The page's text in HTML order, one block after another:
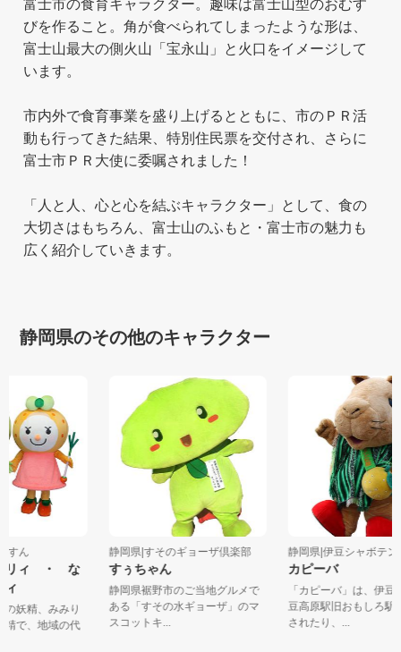
富士市の食育キャラクター。趣味は富士山型のおむす
びを作ること。角が食べられてしまったような形は、
富士山最大の側火山「宝永山」と火口をイメージして
います。
市内外で食育事業を盛り上げるとともに、市のＰＲ活
動も行ってきた結果、特別住民票を交付され、さらに
富士市ＰＲ大使に委嘱されました！
「人と人、心と心を結ぶキャラクター」として、食の
大切さはもちろん、富士山のふもと・富士市の魅力も
広く紹介していきます。
静岡県のその他のキャラクター
んすん
陽リィ ・ な
ィ
の妖精、みみり
精で、地域の代
静岡県|すそのギョーザ倶楽部
すぅちゃん
静岡県裾野市のご当地グルメで
ある「すその水ギョーザ」のマ
スコットキ...
静岡県|伊豆シャボテ
カピーバ
「カピーバ」は、伊
豆高原駅旧おもしろ
されたり、...